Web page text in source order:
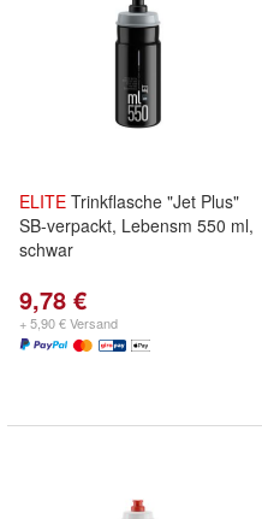
ELITE Trinkflasche "Jet Plus"
SB-verpackt, Lebensm 550 ml,
schwar
9,78 €
+ 5,90 € Versand